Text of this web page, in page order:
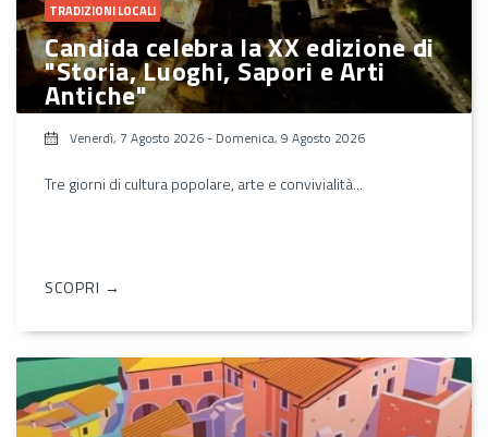
TRADIZIONI LOCALI
Candida celebra la XX edizione di
"Storia, Luoghi, Sapori e Arti
Antiche"
Venerdì, 7 Agosto 2026 - Domenica, 9 Agosto 2026
Tre giorni di cultura popolare, arte e convivialità...
SCOPRI →